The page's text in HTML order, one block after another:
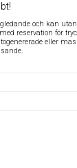
och kan
reservation för
eller